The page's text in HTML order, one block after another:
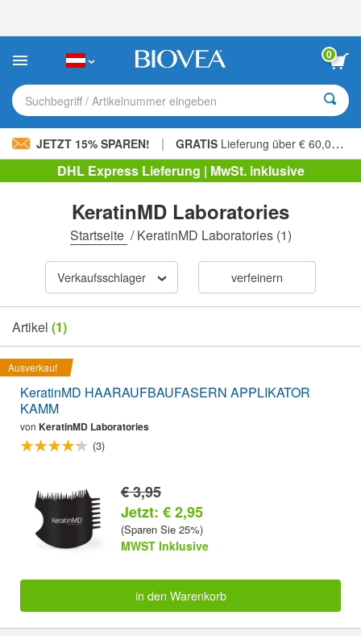
Sie:
Website
ein
Barrierefreiheitssystem.
0
Suchbegriff / Artikelnummer eingeben
JETZT 15% SPAREN! | GRATIS Lieferung über € 60,00 »
DHL Express Lieferung | MwSt. inklusive
KeratinMD Laboratories
Startseite /KeratinMD Laboratories(1)
Verkaufsschlager verfeinern
Artikel (1)
Ausverkauf
KeratinMD HAARAUFBAUFASERN APPLIKATOR
KAMM
von KeratinMD Laboratories
(3)
€ 3,95
Jetzt: € 2,95
(Sparen Sie 25%)
MWST Inklusive
in den Warenkorb